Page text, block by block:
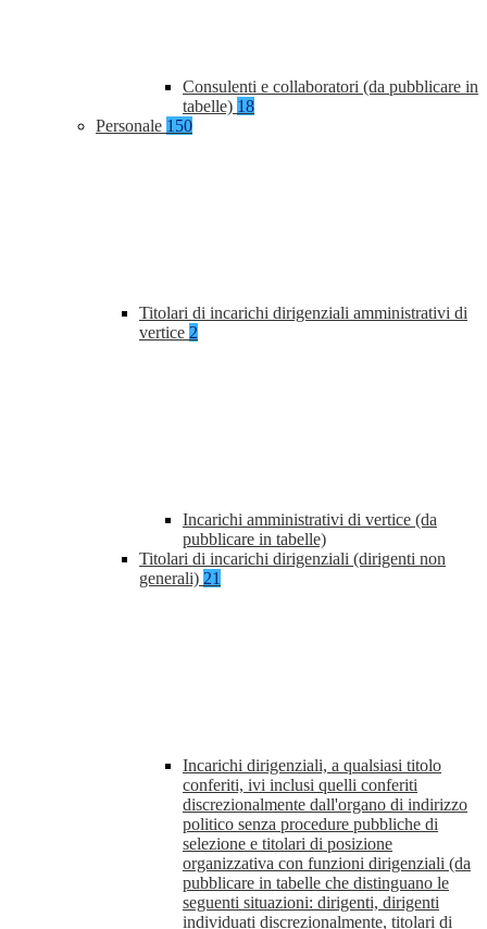
Consulenti e collaboratori (da pubblicare in
tabelle) 18
Personale 150
Titolari di incarichi dirigenziali amministrativi di
vertice 2
Incarichi amministrativi di vertice (da
pubblicare in tabelle)
Titolari di incarichi dirigenziali (dirigenti non
generali) 21
Incarichi dirigenziali, a qualsiasi titolo
conferiti, ivi inclusi quelli conferiti
discrezionalmente dall'organo di indirizzo
politico senza procedure pubbliche di
selezione e titolari di posizione
organizzativa con funzioni dirigenziali (da
pubblicare in tabelle che distinguano le
seguenti situazioni: dirigenti, dirigenti
individuati discrezionalmente, titolari di